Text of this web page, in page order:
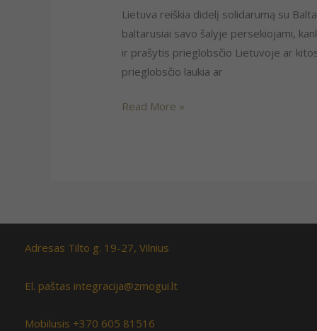
Lietuva reiškia didelį solidarumą su
baltarusiai savo šalyje persekiojami,
ir prašytis prieglobsčio Lietuvoje ar
prieglobsčio laukia ar
Lietuva?
Read More »
Adresas Tilto g. 19-27, Vilnius
El. paštas integracija@zmogui.lt
Mobilusis +370 605 81516